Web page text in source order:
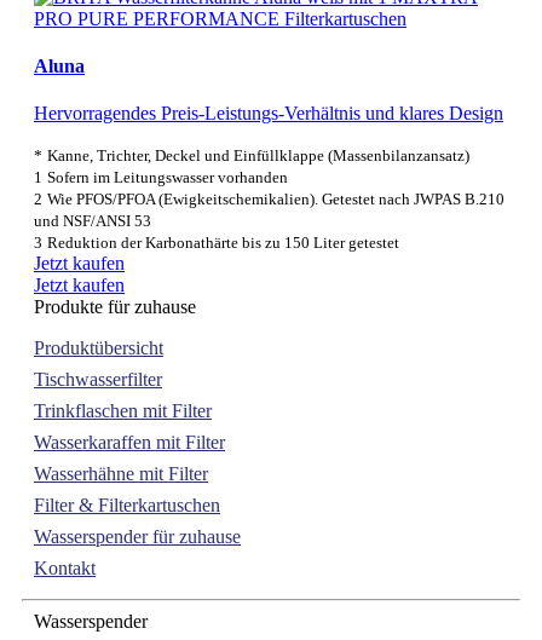
Aluna
Hervorragendes Preis-Leistungs-Verhältnis und klares Design
* Kanne, Trichter, Deckel und Einfüllklappe (Massenbilanzansatz)
1 Sofern im Leitungswasser vorhanden
2 Wie PFOS/PFOA (Ewigkeitschemikalien). Getestet nach JWPAS B.210
und NSF/ANSI 53
3 Reduktion der Karbonathärte bis zu 150 Liter getestet
Jetzt kaufen
Jetzt kaufen
Produkte für zuhause
Produktübersicht
Tischwasserfilter
Trinkflaschen mit Filter
Wasserkaraffen mit Filter
Wasserhähne mit Filter
Filter & Filterkartuschen
Wasserspender für zuhause
Kontakt
Wasserspender